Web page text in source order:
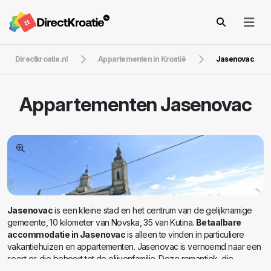
Directkroatie.nl Appartementen in Kroatië Jasenovac
AppartementenJasenovac
Jasenovacis een kleine stad en het centrum van de gelijknamige
gemeente, 10 kilometer van Novska, 35 van Kutina. Betaalbare
accommodatie in Jasenovacis alleen te vinden in particuliere
vakantiehuizen en appartementen. Jasenovac is vernoemd naar een
soort es die behoort tot de olijvenfamilie. Deze romantiek, die